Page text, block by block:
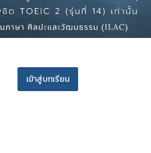
เข้าสู่บทเรียน